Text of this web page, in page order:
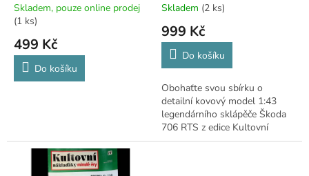
Skladem, pouze online prodej
(1 ks)
499 Kč
Do košíku
Skladem (2 ks)
999 Kč
Do košíku
Obohaťte svou sbírku o
detailní kovový model 1:43
legendárního sklápěče Škoda
706 RTS z edice Kultovní
náklaďáky minulé éry.